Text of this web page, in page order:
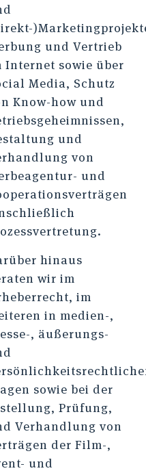
und Vertrieb
Internet sowie über
Media, Schutz
Know-how und
und
von
und
hinaus
wir im
im
in medien-,
, äußerungs-
sowie bei der
Prüfung,
Verhandlung von
der Film-,
und